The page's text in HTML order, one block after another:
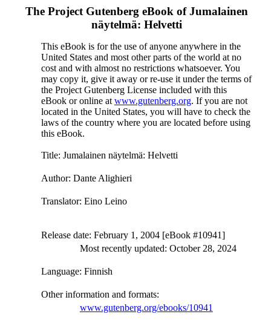
The Project Gutenberg eBook ofJumalainen
näytelmä: Helvetti
This eBook is for the use of anyone anywhere in the
United States and most other parts of the world at no
cost and with almost no restrictions whatsoever. You
may copy it, give it away or re-use it under the terms of
the Project Gutenberg License included with this
eBook or online at www.gutenberg.org. If you are not
located in the United States, you will have to check the
laws of the country where you are located before using
this eBook.
Title: Jumalainen näytelmä: Helvetti
Author: Dante Alighieri
Translator: Eino Leino
Release date: February 1, 2004 [eBook #10941]
Most recently updated: October 28, 2024
Language: Finnish
Other information and formats:
www.gutenberg.org/ebooks/10941